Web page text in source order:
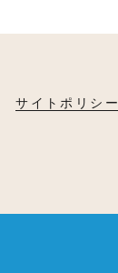
サイトポリシー